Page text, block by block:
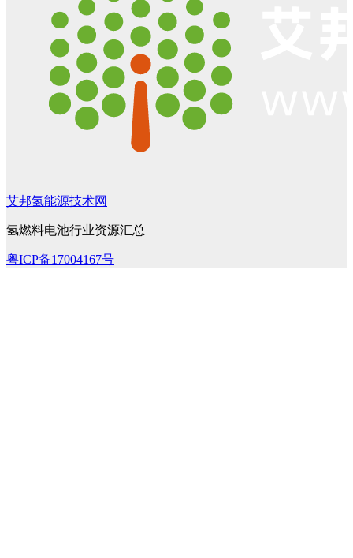
艾邦氢能源技术网
氢燃料电池行业资源汇总
粤ICP备17004167号